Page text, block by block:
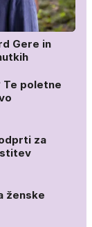
Gere in
Te poletne
za
ženske